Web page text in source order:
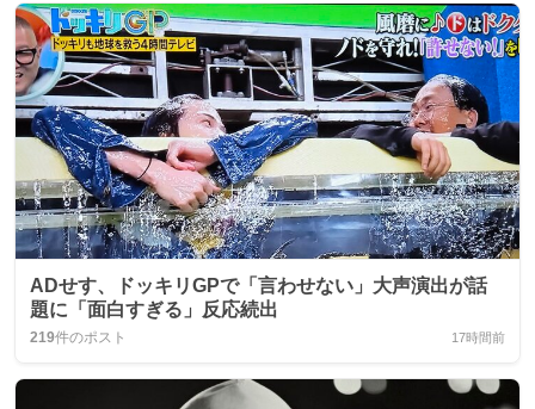
ADせす、ドッキリGPで「言わせない」大声演出が話
題に「面白すぎる」反応続出
219件のポスト 17時間前